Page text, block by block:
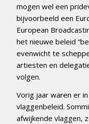
mogen wel een
bijvoorbeeld een
European
het nieuwe beleid
evenwicht te
artiesten en
volgen.
Vorig jaar waren er
vlaggenbeleid.
afwijkende vlaggen,